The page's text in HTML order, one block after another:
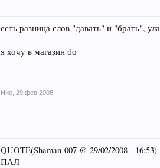
есть разница слов "давать" и "брать",
я хочу в магазин бо
Нио 29 фев 2008
QUOTE(Shaman-007 @ 29/02/2008 - 16:53)
ПАЛ